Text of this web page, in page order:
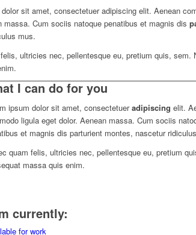
sit amet, consectetuer adipiscing elit. Aenean
massa. Cum sociis natoque penatibus et magnis dis
mus.
ultricies nec, pellentesque eu, pretium quis, sem.
I can do for you
ipsum dolor sit amet, consectetueradipiscing elit.
ligula eget dolor. Aenean massa. Cum sociis
et magnis dis parturient montes, nascetur
quam felis, ultricies nec, pellentesque eu, pretium
massa quis enim.
currently:
for work